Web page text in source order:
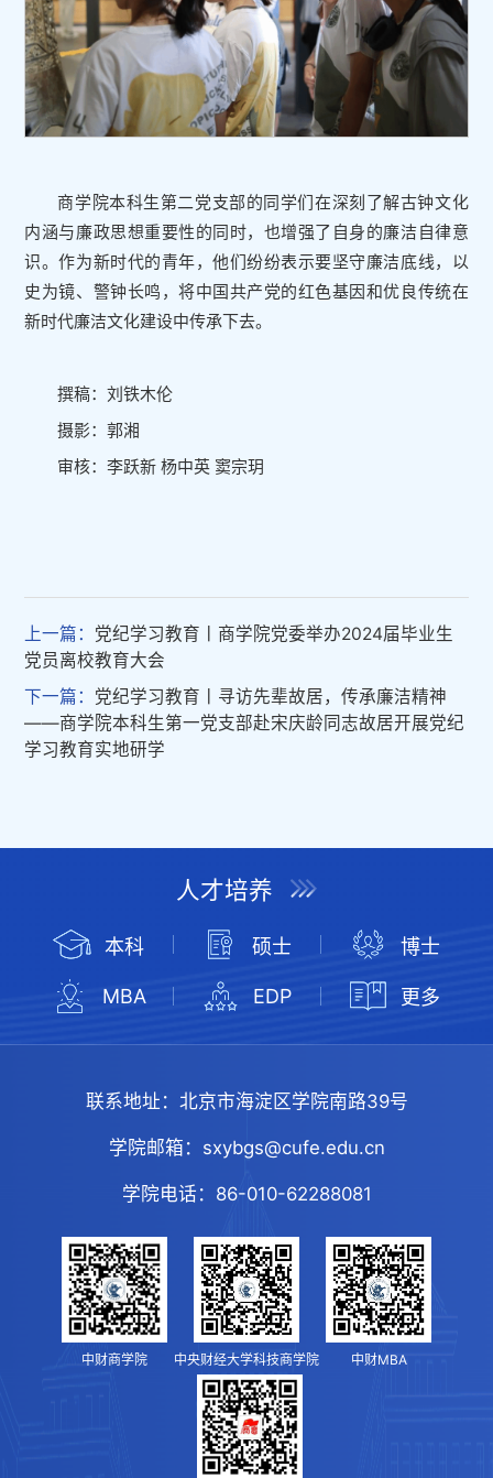
商学院本科生第二党支部的同学们在深刻了解古钟文化
内涵与廉政思想重要性的同时，也增强了自身的廉洁自律意
识。作为新时代的青年，他们纷纷表示要坚守廉洁底线，以
史为镜、警钟长鸣，将中国共产党的红色基因和优良传统在
新时代廉洁文化建设中传承下去。
撰稿：刘铁木伦
摄影：郭湘
审核：李跃新 杨中英 窦宗玥
上一篇： 党纪学习教育丨商学院党委举办2024届毕业生
党员离校教育大会
下一篇： 党纪学习教育丨寻访先辈故居，传承廉洁精神
——商学院本科生第一党支部赴宋庆龄同志故居开展党纪
学习教育实地研学
人才培养
本科 硕士 博士
MBA EDP 更多
联系地址： 北京市海淀区学院南路39号
学院邮箱： sxybgs@cufe.edu.cn
学院电话： 86-010-62288081
中财商学院 中央财经大学科技商学院 中财MBA